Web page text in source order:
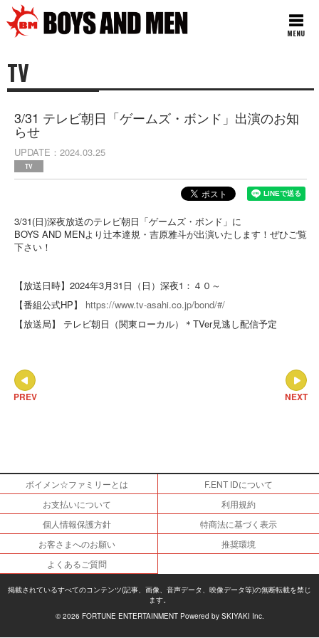
MENU
TV
3/31 テレビ朝日「ゲームズ・ボンド」出演のお知
らせ
UPDATE 2024.03.25
TV
3/31(日)深夜放送のテレビ朝日「ゲームズ・ボンド」に
BOYS AND MENより辻本達規・吉原雅斗が出演いたします！ぜひご覧
下さい！
【放送日時】2024年3月31日（日）深夜1：４０～
【番組公式HP】 https://www.tv-asahi.co.jp/bond/#/
【放送局】 テレビ朝日（関東ローカル）＊TVer見逃し配信予定
NEXT
PREV
ボイメン☆ファミリーとは
F.ENT IDについて
お支払いについて
利用規約
個人情報保護方針
特商法に基づく表示
お客さまへのお願い
推奨環境
よくあるご質問
掲載されているすべてのコンテンツ(記事、画像、音声データ、映像データ等)の無断転載を禁じ
ます。
© 2026 FORTUNE ENTERTAINMENT Powered by SKIYAKI Inc.